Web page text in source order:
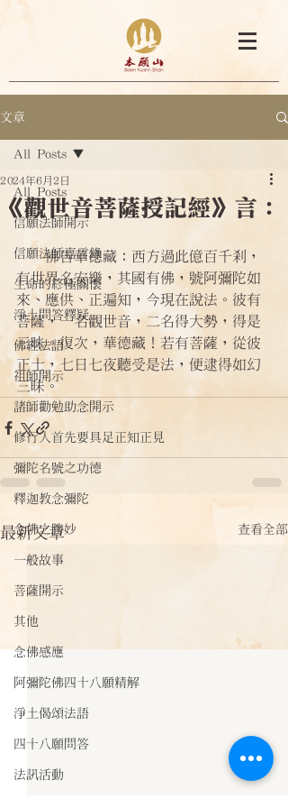
文章
All Posts
信願法師開示
信願法師嘉言錄
生命的終極關懷
淨土問答釋疑
佛經法語
祖師開示
諸師勸勉助念開示
修行人首先要具足正知正見
彌陀名號之功德
釋迦教念彌陀
念佛之勝妙
一般故事
菩薩開示
其他
念佛感應
阿彌陀佛四十八願精解
淨土偈頌法語
四十八願問答
法訊活動
All Posts
《觀世音菩薩授記經》言：
2024年6月2日
    佛告華德藏：西方過此億百千剎，
有世界名安樂，其國有佛，號阿彌陀如
來、應供、正遍知，今現在說法。彼有
菩薩，一名觀世音，二名得大勢，得是
三昧。復次，華德藏！若有菩薩，從彼
正士，七日七夜聽受是法，便逮得如幻
三昧。
最新文章 查看全部